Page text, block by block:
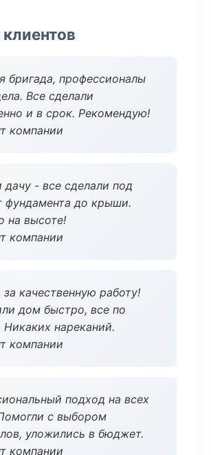
бригада, профессионалы
Все сделали
и в срок. Рекомендую!
компании
дачу - все сделали под
фундамента до крыши.
на высоте!
компании
качественную работу!
дом быстро, все по
Никаких нареканий.
компании
подход на всех
с выбором
уложились в бюджет.
компании